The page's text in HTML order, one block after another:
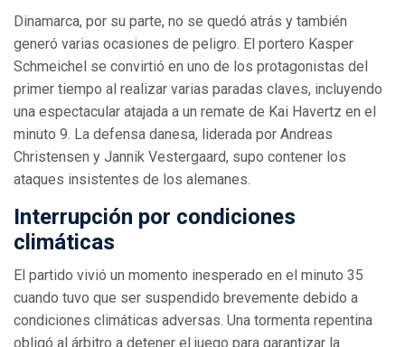
Dinamarca, por su parte, no se quedó atrás y también
generó varias ocasiones de peligro. El portero Kasper
Schmeichel se convirtió en uno de los protagonistas del
primer tiempo al realizar varias paradas claves, incluyendo
una espectacular atajada a un remate de Kai Havertz en el
minuto 9. La defensa danesa, liderada por Andreas
Christensen y Jannik Vestergaard, supo contener los
ataques insistentes de los alemanes.
Interrupción por condiciones
climáticas
El partido vivió un momento inesperado en el minuto 35
cuando tuvo que ser suspendido brevemente debido a
condiciones climáticas adversas. Una tormenta repentina
obligó al árbitro a detener el juego para garantizar la